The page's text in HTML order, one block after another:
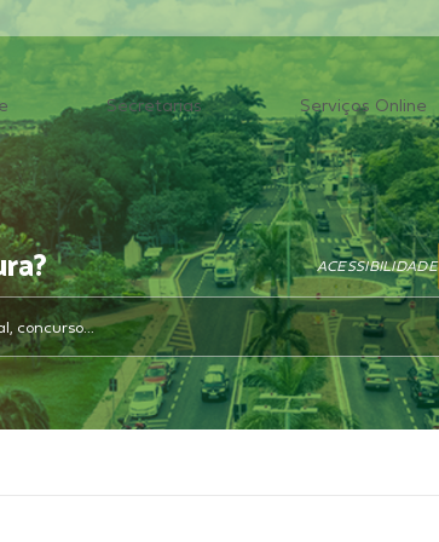
Secretarias Serviços Online
ACESSIBILIDADE